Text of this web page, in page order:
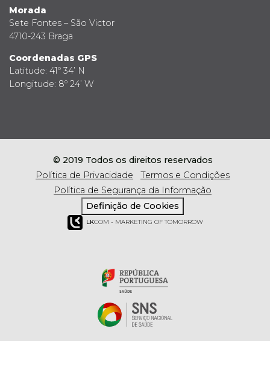
Morada
Sete Fontes – São Victor
4710-243 Braga
Coordenadas GPS
Latitude: 41º 34’ N
Longitude: 8º 24’ W
© 2019 Todos os direitos reservados
Política de Privacidade
Termos e Condições
Política de Segurança da Informação
Definição de Cookies
LKCOM - MARKETING OF TOMORROW